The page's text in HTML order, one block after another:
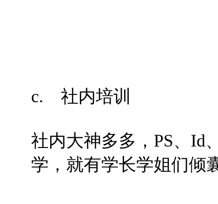
c. 社内培训
社内大神多多，PS、Id
学，就有学长学姐们倾